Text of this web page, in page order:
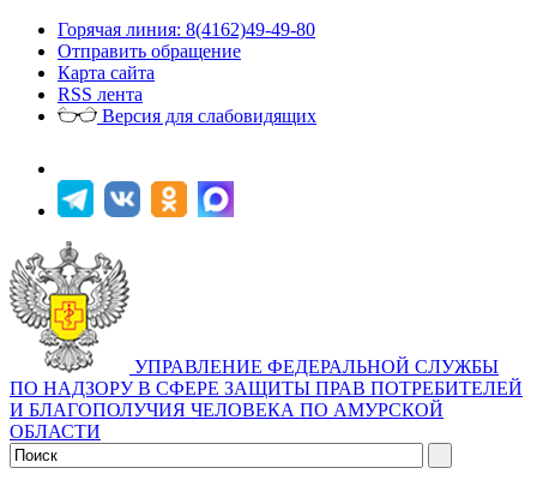
Горячая линия: 8(4162)49-49-80
Отправить обращение
Карта сайта
RSS лента
Версия для слабовидящих
УПРАВЛЕНИЕ ФЕДЕРАЛЬНОЙ СЛУЖБЫ
ПО НАДЗОРУ В СФЕРЕ ЗАЩИТЫ ПРАВ ПОТРЕБИТЕЛЕЙ
И БЛАГОПОЛУЧИЯ ЧЕЛОВЕКА ПО АМУРСКОЙ
ОБЛАСТИ